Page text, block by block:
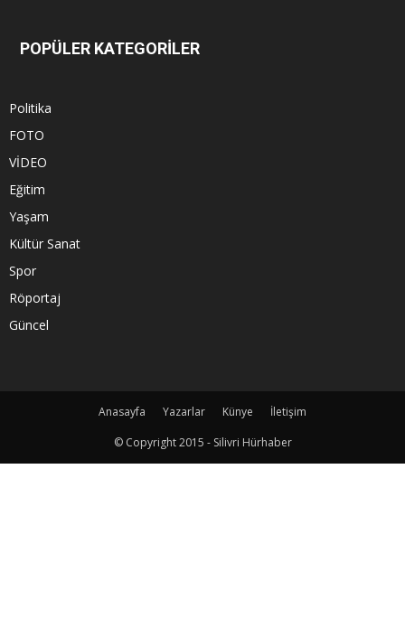
POPÜLER KATEGORİLER
Politika
FOTO
VİDEO
Eğitim
Yaşam
Kültür Sanat
Spor
Röportaj
Güncel
Anasayfa Yazarlar Künye
İletişim
© Copyright 2015 - Silivri Hürhaber